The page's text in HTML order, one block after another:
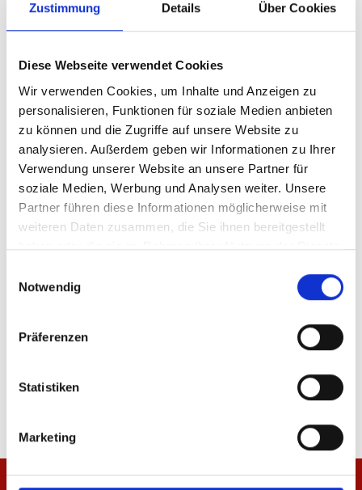
Zustimmung Details Über Cookies
Diese Webseite verwendet Cookies
Wir verwenden Cookies, um Inhalte und Anzeigen zu
personalisieren, Funktionen für soziale Medien anbieten
zu können und die Zugriffe auf unsere Website zu
analysieren. Außerdem geben wir Informationen zu Ihrer
Verwendung unserer Website an unsere Partner für
soziale Medien, Werbung und Analysen weiter. Unsere
Partner führen diese Informationen möglicherweise mit
weiteren Daten zusammen, die Sie ihnen bereitgestellt
haben oder die sie im Rahmen Ihrer Nutzung der Dienste
Notwendig
Präferenzen
Statistiken
Marketing
49,95 €
Mitgliederpreis:44,96 €
Preise inkl. MwSt. zzgl. Versandkosten
Produkt Anzahl: Gib den gewünschten
Anzahl
Sofort verfügbar, Lieferzeit: 1-3 Tage